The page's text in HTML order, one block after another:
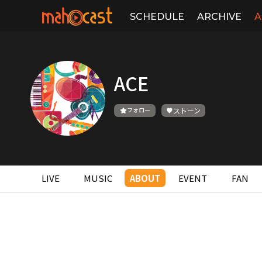
SCHEDULE ARCHIVE
ACE
フォロー ストーン
LIVE MUSIC ABOUT EVENT FAN